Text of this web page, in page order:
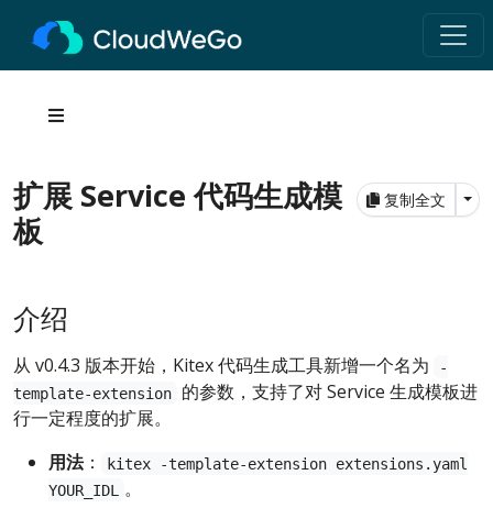
复制全文
扩展 Service 代码生成模
板
介绍
从 v0.4.3 版本开始，Kitex 代码生成工具新增一个名为
-
template-extension
的参数，支持了对 Service 生成模板进
行一定程度的扩展。
用法：
kitex -template-extension extensions.yaml
YOUR_IDL
。